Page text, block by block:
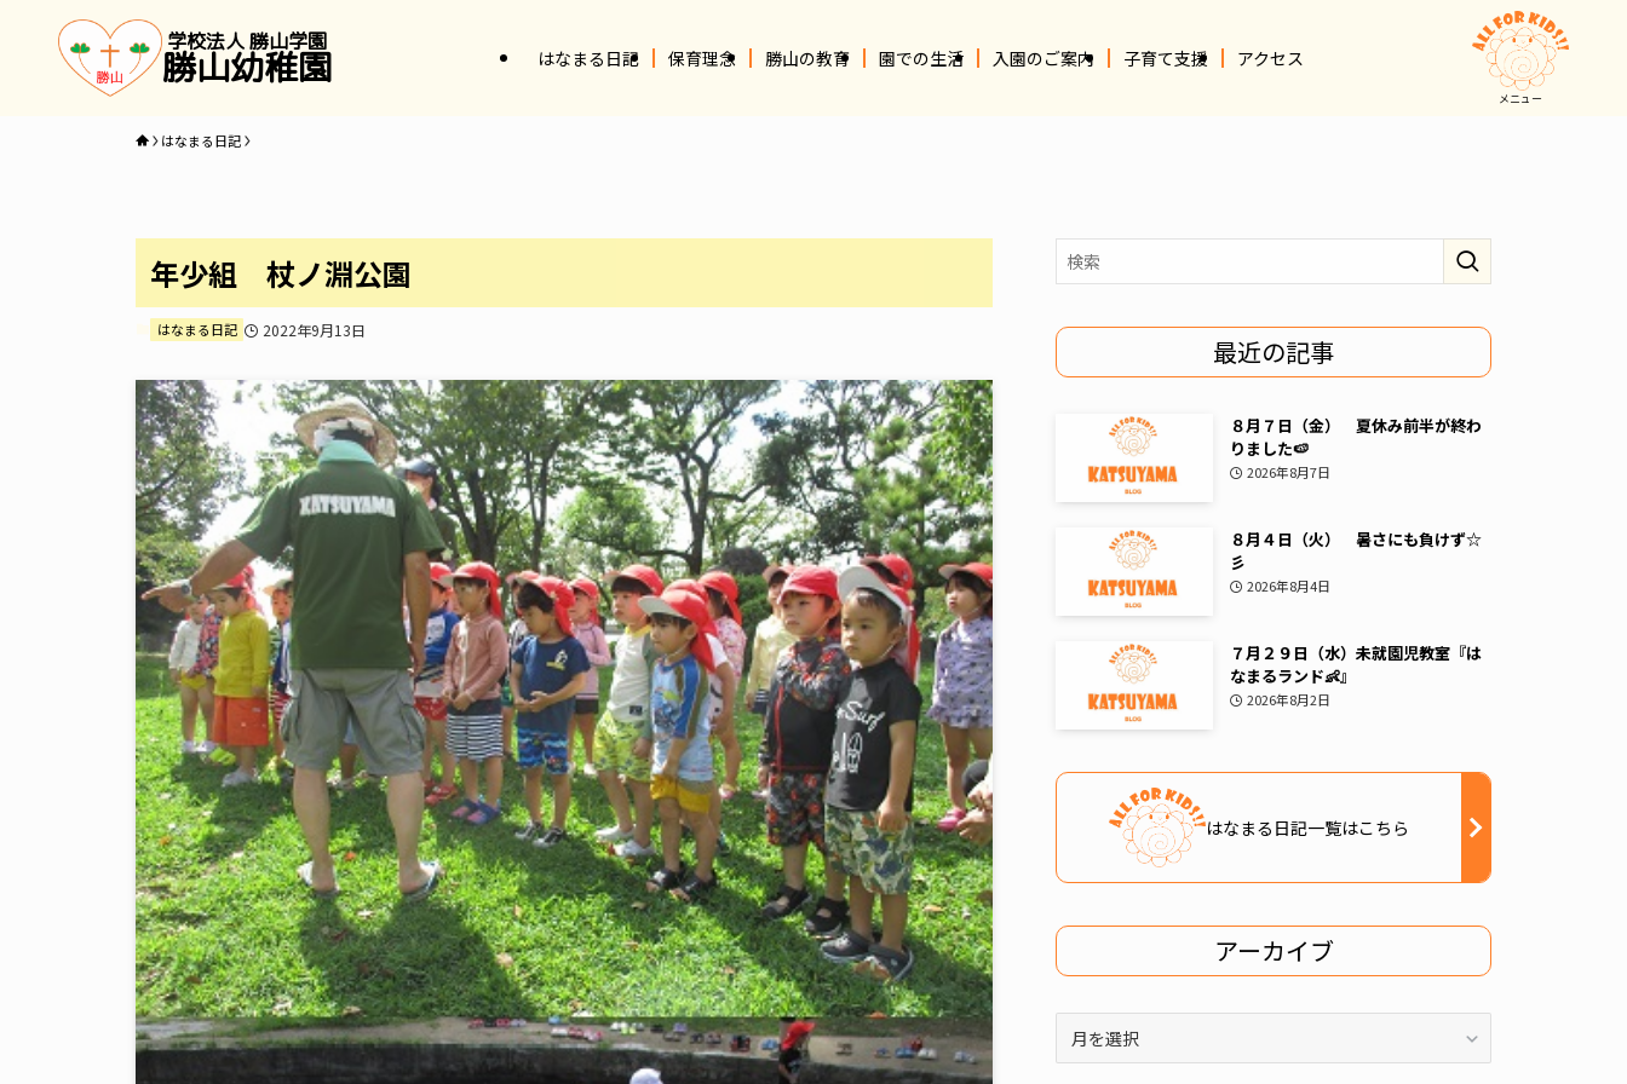
学校法人 勝山学園
勝山幼稚園 はなまる日記 保育理念 勝山の教育 園での生活 入園のご案内 子育て支援 アクセス
メニュー
はなまる日記
年少組 杖ノ淵公園
はなまる日記 2022年9月13日
最近の記事
８月７日（金） 夏休み前半が終わ
りました🍉
2026年8月7日
８月４日（火） 暑さにも負けず☆
彡
2026年8月4日
７月２９日（水）未就園児教室『は
なまるランド👶』
2026年8月2日
はなまる日記一覧はこちら
アーカイブ